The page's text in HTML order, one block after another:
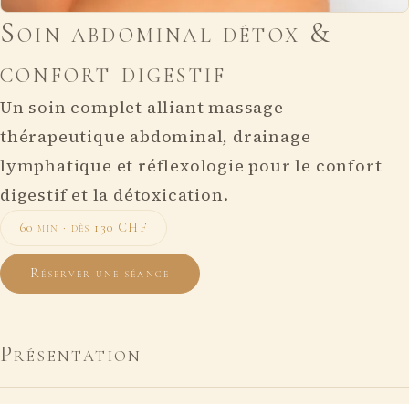
Soin abdominal détox &
confort digestif
Un soin complet alliant massage
thérapeutique abdominal, drainage
lymphatique et réflexologie pour le confort
digestif et la détoxication.
60 min · dès 130 CHF
Réserver une séance
Présentation